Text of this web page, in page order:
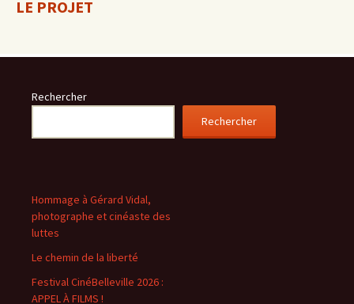
LE PROJET
Rechercher
Rechercher
Hommage à Gérard Vidal,
photographe et cinéaste des
luttes
Le chemin de la liberté
Festival CinéBelleville 2026 :
APPEL À FILMS !